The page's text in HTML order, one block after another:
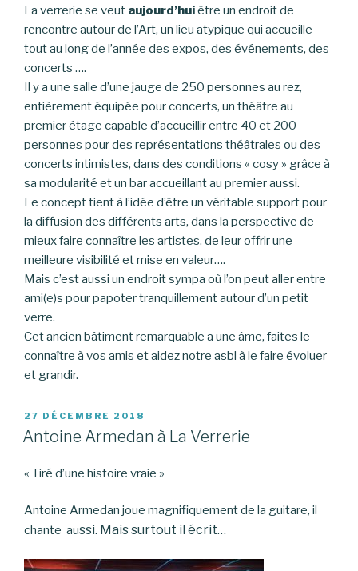
La verrerie se veut aujourd’huiêtre un endroit de
rencontre autour de l’Art, un lieu atypique qui accueille
tout au long de l’année des expos, des événements, des
concerts ….
Il y a une salle d’une jauge de 250 personnes au rez,
entièrement équipée pour concerts, un théâtre au
premier étage capable d’accueillir entre 40 et 200
personnes pour des représentations théâtrales ou des
concerts intimistes, dans des conditions « cosy » grâce à
sa modularité et un bar accueillant au premier aussi.
Le concept tient à l’idée d’être un véritable support pour
la diffusion des différents arts, dans la perspective de
mieux faire connaître les artistes, de leur offrir une
meilleure visibilité et mise en valeur….
Mais c’est aussi un endroit sympa où l’on peut aller entre
ami(e)s pour papoter tranquillement autour d’un petit
verre.
Cet ancien bâtiment remarquable a une âme, faites le
connaître à vos amis et aidez notre asbl à le faire évoluer
et grandir.
PUBLIÉ
LE
27 DÉCEMBRE 2018
Antoine Armedan à La Verrerie
« Tiré d’une histoire vraie »
Antoine Armedan joue magnifiquement de la guitare, il
chante aussi. Mais surtout il écrit…